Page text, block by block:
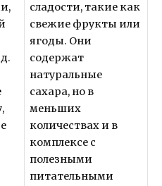
сладости, такие как
свежие фрукты или
ягоды. Они
содержат
натуральные
сахара, но в
меньших
количествах и в
комплексе с
полезными
питательными